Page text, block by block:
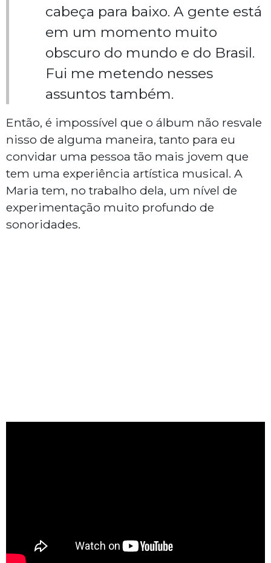
cabeça para baixo. A gente está
em um momento muito
obscuro do mundo e do Brasil.
Fui me metendo nesses
assuntos também.
Então, é impossível que o álbum não resvale
nisso de alguma maneira, tanto para eu
convidar uma pessoa tão mais jovem que
tem uma experiência artística musical. A
Maria tem, no trabalho dela, um nível de
experimentação muito profundo de
sonoridades.